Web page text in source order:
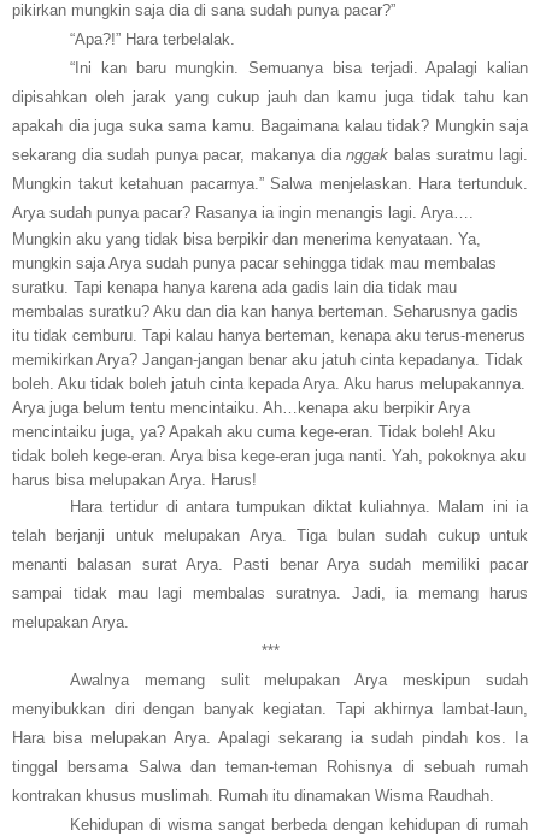
pikirkan mungkin saja dia di sana sudah punya pacar?”
“Apa?!” Hara terbelalak.
“Ini kan baru mungkin. Semuanya bisa terjadi. Apalagi kalian
dipisahkan oleh jarak yang cukup jauh dan kamu juga tidak tahu kan
apakah dia juga suka sama kamu. Bagaimana kalau tidak? Mungkin saja
sekarang dia sudah punya pacar, makanya dianggak balas suratmu lagi.
Mungkin takut ketahuan pacarnya.” Salwa menjelaskan. Hara tertunduk.
Arya sudah punya pacar? Rasanya ia ingin menangis lagi. Arya….
Mungkin aku yang tidak bisa berpikir dan menerima kenyataan. Ya,
mungkin saja Arya sudah punya pacar sehingga tidak mau membalas
suratku. Tapi kenapa hanya karena ada gadis lain dia tidak mau
membalas suratku? Aku dan dia kan hanya berteman. Seharusnya gadis
itu tidak cemburu. Tapi kalau hanya berteman, kenapa aku terus-menerus
memikirkan Arya? Jangan-jangan benar aku jatuh cinta kepadanya. Tidak
boleh. Aku tidak boleh jatuh cinta kepada Arya. Aku harus melupakannya.
Arya juga belum tentu mencintaiku. Ah…kenapa aku berpikir Arya
mencintaiku juga, ya? Apakah aku cuma kege-eran. Tidak boleh! Aku
tidak boleh kege-eran. Arya bisa kege-eran juga nanti. Yah, pokoknya aku
harus bisa melupakan Arya. Harus!
Hara tertidur di antara tumpukan diktat kuliahnya. Malam ini ia
telah berjanji untuk melupakan Arya. Tiga bulan sudah cukup untuk
menanti balasan surat Arya. Pasti benar Arya sudah memiliki pacar
sampai tidak mau lagi membalas suratnya. Jadi, ia memang harus
melupakan Arya.
***
Awalnya memang sulit melupakan Arya meskipun sudah
menyibukkan diri dengan banyak kegiatan. Tapi akhirnya lambat-laun,
Hara bisa melupakan Arya. Apalagi sekarang ia sudah pindah kos. Ia
tinggal bersama Salwa dan teman-teman Rohisnya di sebuah rumah
kontrakan khusus muslimah. Rumah itu dinamakan Wisma Raudhah.
Kehidupan di wisma sangat berbeda dengan kehidupan di rumah